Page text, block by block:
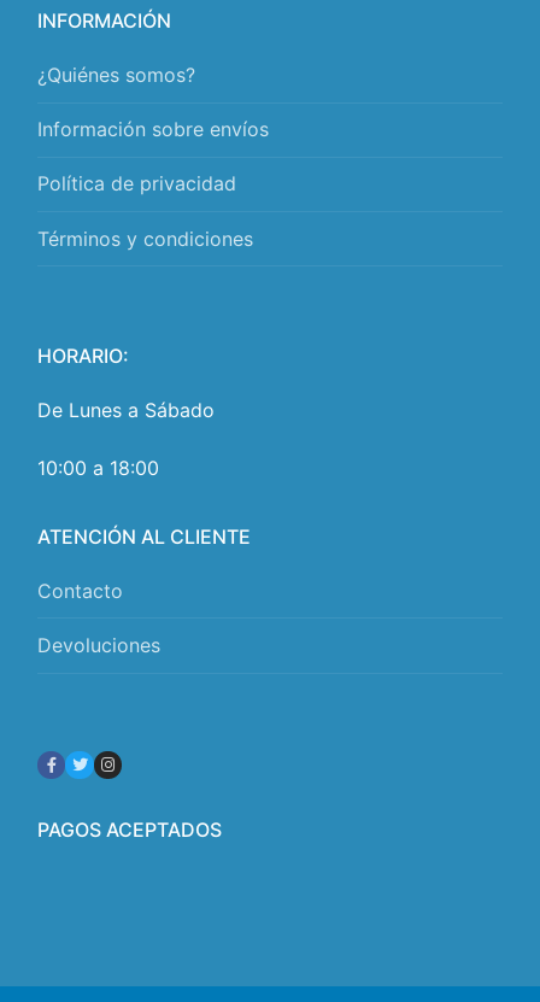
INFORMACIÓN
¿Quiénes somos?
Información sobre envíos
Política de privacidad
Términos y condiciones
HORARIO:
De Lunes a Sábado
10:00 a 18:00
ATENCIÓN AL CLIENTE
Contacto
Devoluciones
PAGOS ACEPTADOS